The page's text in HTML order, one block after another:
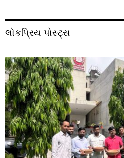
લોકપ્રિય પોસ્ટ્સ